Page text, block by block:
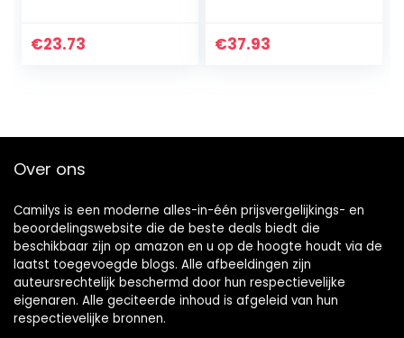
Pouch Hoodies
€23.73 €37.93
Over ons
Camilys is een moderne alles-in-één prijsvergelijkings- en
beoordelingswebsite die de beste deals biedt die
beschikbaar zijn op amazon en u op de hoogte houdt via de
laatst toegevoegde blogs. Alle afbeeldingen zijn
auteursrechtelijk beschermd door hun respectievelijke
eigenaren. Alle geciteerde inhoud is afgeleid van hun
respectievelijke bronnen.